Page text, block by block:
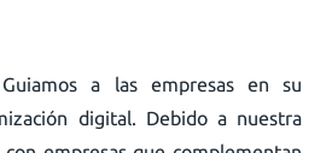
Guiamos a las empresas en su
digital. Debido a nuestra